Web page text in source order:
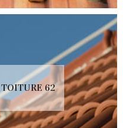
TOITURE 62